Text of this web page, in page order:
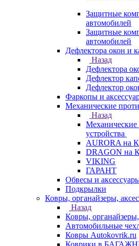
Защитные
автомобилей
Защитные
автомобилей
Дефлектора окон и
Назад
Дефлектора
Дефлектор
Дефлектор
Фаркопы и
Механические
Назад
устройства
AURORA
DRAGON на
VIKING
ГАРАНТ
Обвесы и
Подкрылки
Ковры, органайзеры,
Назад
Ковры,
Автомобильные
Ковры Autokovrik.ru
Коврики в